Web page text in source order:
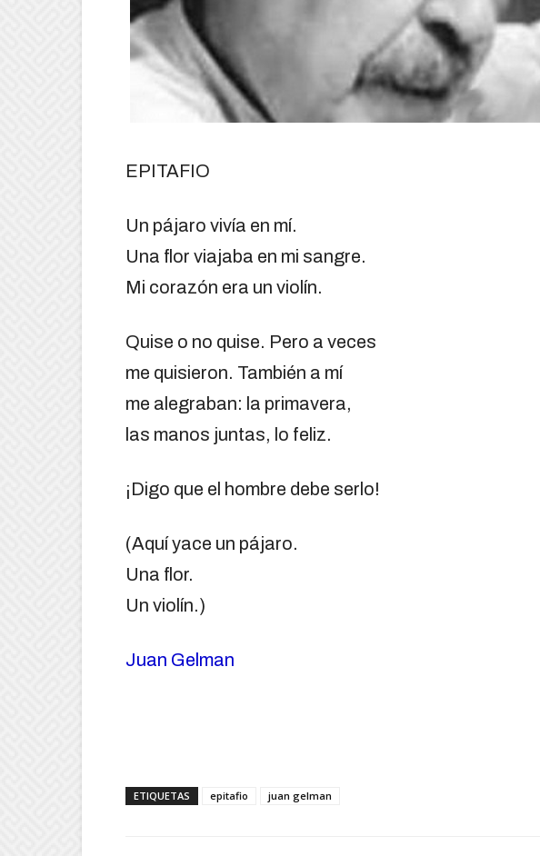
EPITAFIO
Un pájaro vivía en mí.
Una flor viajaba en mi sangre.
Mi corazón era un violín.
Quise o no quise. Pero a veces
me quisieron. También a mí
me alegraban: la primavera,
las manos juntas, lo feliz.
¡Digo que el hombre debe serlo!
(Aquí yace un pájaro.
Una flor.
Un violín.)
Juan Gelman
ETIQUETAS epitafio juan gelman